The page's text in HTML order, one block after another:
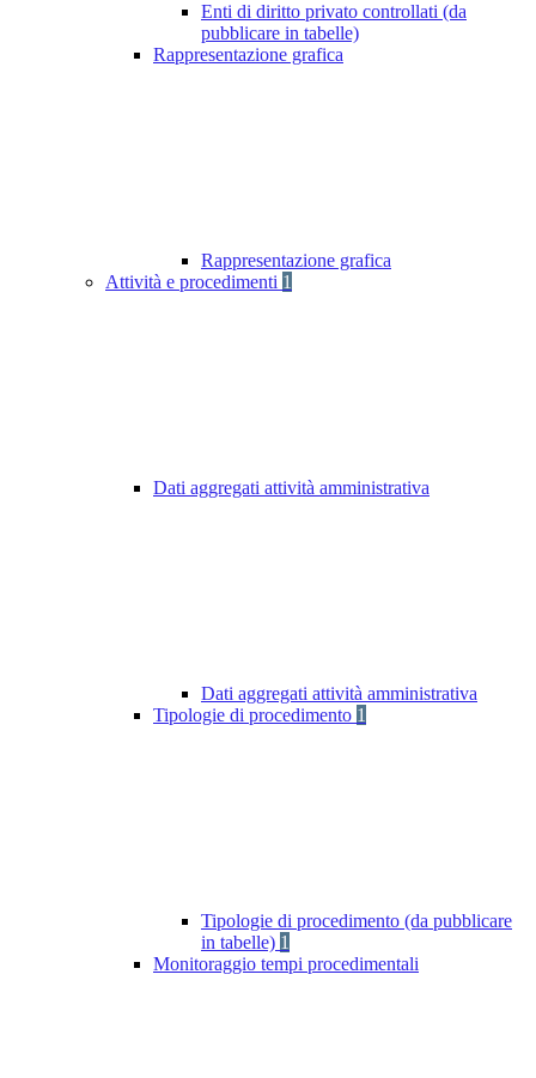
Enti di diritto privato controllati (da
pubblicare in tabelle)
Rappresentazione grafica
Rappresentazione grafica
Attività e procedimenti 1
Dati aggregati attività amministrativa
Dati aggregati attività amministrativa
Tipologie di procedimento 1
Tipologie di procedimento (da pubblicare
in tabelle) 1
Monitoraggio tempi procedimentali